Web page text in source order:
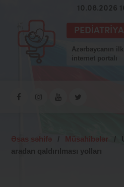
10.08.2026
Azərbaycanın
internet portalı
Əsas səhifə / Müsahibələr /
aradan qaldırılması yolları